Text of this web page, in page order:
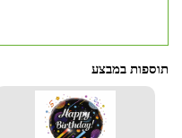
תוספות במבצע